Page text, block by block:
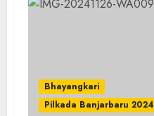
Bhayangkari
Pilkada Banjarbaru 2024